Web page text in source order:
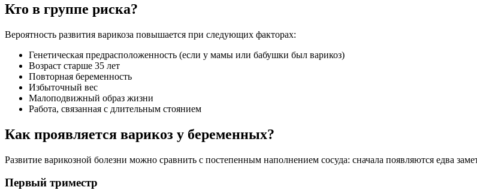
Кто в группе риска?
Вероятность развития варикоза повышается при следующих факторах:
Генетическая предрасположенность (если у мамы или бабушки был варикоз)
Возраст старше 35 лет
Повторная беременность
Избыточный вес
Малоподвижный образ жизни
Работа, связанная с длительным стоянием
Как проявляется варикоз у беременных?
Развитие варикозной болезни можно сравнить с постепенным наполнением сосуда: сначала появляются едва
Первый триместр